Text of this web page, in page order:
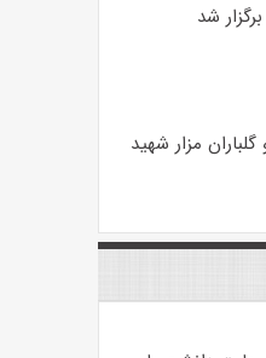
شد
مزار شهید